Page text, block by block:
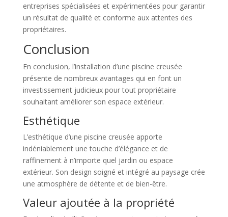
entreprises spécialisées et expérimentées pour garantir
un résultat de qualité et conforme aux attentes des
propriétaires.
Conclusion
En conclusion, l’installation d’une piscine creusée
présente de nombreux avantages qui en font un
investissement judicieux pour tout propriétaire
souhaitant améliorer son espace extérieur.
Esthétique
L’esthétique d’une piscine creusée apporte
indéniablement une touche d’élégance et de
raffinement à n’importe quel jardin ou espace
extérieur. Son design soigné et intégré au paysage crée
une atmosphère de détente et de bien-être.
Valeur ajoutée à la propriété